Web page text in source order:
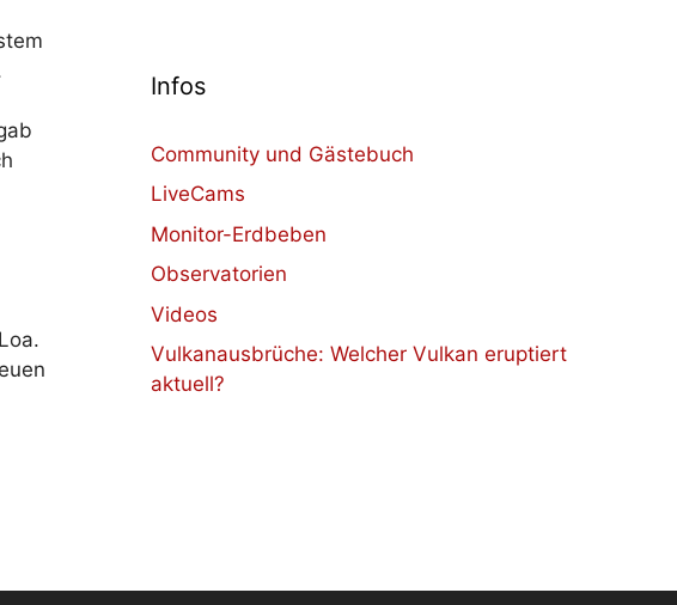
Infos
Community und Gästebuch
LiveCams
Monitor-Erdbeben
Observatorien
Videos
Vulkanausbrüche: Welcher Vulkan eruptiert
aktuell?